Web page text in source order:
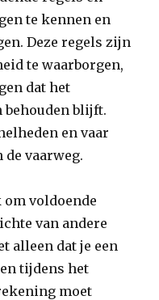
te kennen en
Deze regels zijn
te waarborgen,
dat het
blijft.
en vaar
vaarweg.
voldoende
van andere
alleen dat je een
tijdens het
moet